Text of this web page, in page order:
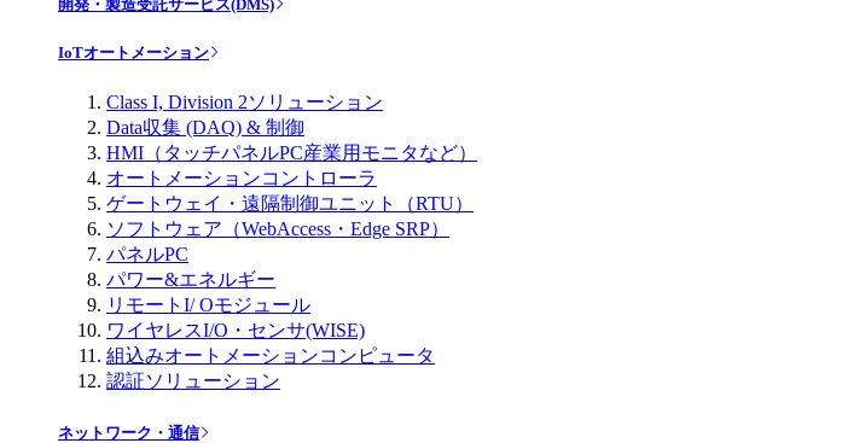
開発・製造受託サービス(DMS)
IoTオートメーション
Class I, Division 2ソリューション
Data収集 (DAQ) & 制御
HMI（タッチパネルPC産業用モニタなど）
オートメーションコントローラ
ゲートウェイ・遠隔制御ユニット（RTU）
ソフトウェア（WebAccess・Edge SRP）
パネルPC
パワー&エネルギー
リモートI/ Oモジュール
ワイヤレスI/O・センサ(WISE)
組込みオートメーションコンピュータ
認証ソリューション
ネットワーク・通信